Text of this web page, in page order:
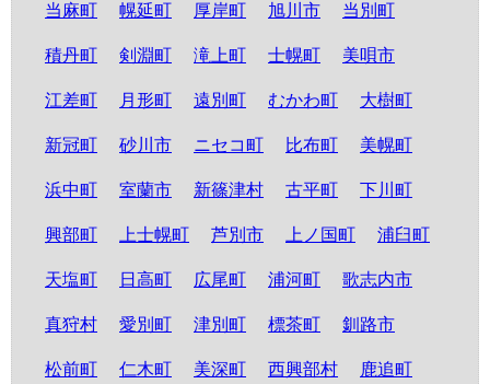
当麻町 幌延町 厚岸町 旭川市 当別町
積丹町 剣淵町 滝上町 士幌町 美唄市
江差町 月形町 遠別町 むかわ町 大樹町
新冠町 砂川市 ニセコ町 比布町 美幌町
浜中町 室蘭市 新篠津村 古平町 下川町
興部町 上士幌町 芦別市 上ノ国町 浦臼町
天塩町 日高町 広尾町 浦河町 歌志内市
真狩村 愛別町 津別町 標茶町 釧路市
松前町 仁木町 美深町 西興部村 鹿追町